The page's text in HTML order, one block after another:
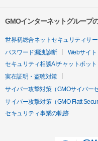
GMOインターネットグループ
世界初総合ネットセキュリティサ
パスワード漏洩診断
Webサイ
セキュリティ相談AIチャットボット
実在証明・盗聴対策
サイバー攻撃対策（GMOサイバー
サイバー攻撃対策（GMO Flatt
セキュリティ事業の軌跡